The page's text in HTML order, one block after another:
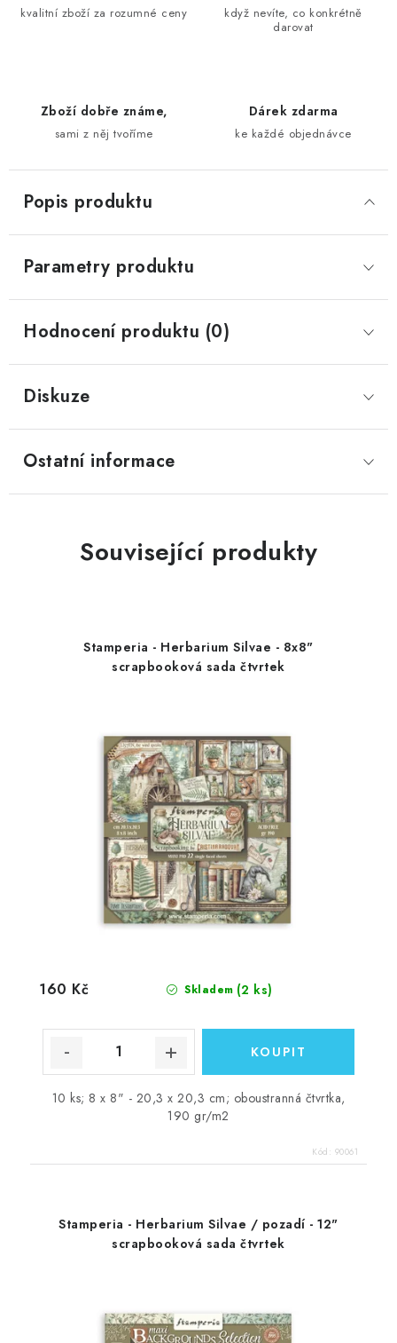
kvalitní zboží za rozumné ceny
když nevíte, co konkrétně
darovat
Zboží dobře známe,
sami z něj tvoříme
Dárek zdarma
ke každé objednávce
Popis produktu
Parametry produktu
Hodnocení produktu (0)
Diskuze
Ostatní informace
Související produkty
Stamperia - Herbarium Silvae - 8x8"
scrapbooková sada čtvrtek
Skladem (2 ks)
160 Kč
10 ks; 8 x 8" - 20,3 x 20,3 cm; oboustranná čtvrtka,
190 gr/m2
Kód: 90061
Stamperia - Herbarium Silvae / pozadí - 12"
scrapbooková sada čtvrtek